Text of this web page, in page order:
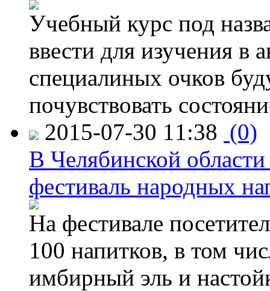
Учебный курс под
ввести для изучения
специалиных очков
почувствовать
2015-07-30 11:38 (0)
В Челябинской
фестиваль народных
На фестивале
100 напитков, в том
имбирный эль и